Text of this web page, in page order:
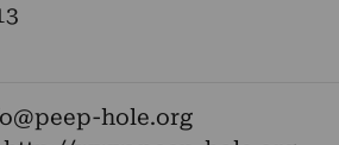
hole.org